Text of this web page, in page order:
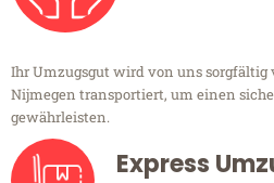
Ihr Umzugsgut wird von uns
Nijmegen transportiert, um einen
gewährleisten.
Express